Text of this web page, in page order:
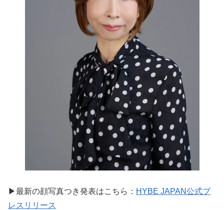
▶︎最新の顔写真つき発表はこちら： HYBE JAPAN公式プ
レスリリース